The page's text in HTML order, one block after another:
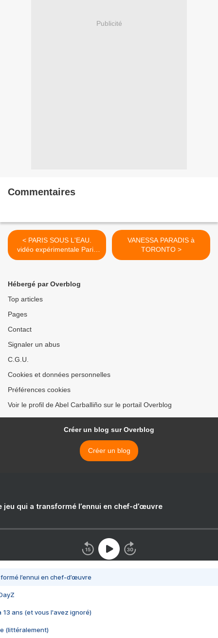
Publicité
Commentaires
< PARIS SOUS L'EAU.
vidéo expérimentale Paris
Underwater
VANESSA PARADIS à
TORONTO >
Hébergé par Overblog
Top articles
Pages
Contact
Signaler un abus
C.G.U.
Cookies et données personnelles
Préférences cookies
Voir le profil de Abel Carballiño sur le portail Overblog
Créer un blog sur Overblog
Créer un blog
jeu qui a transformé l’ennui en chef-d’œuvre
l’ennui en chef-d’œuvre
13 ans (et vous l'avez ignoré)
(littéralement)